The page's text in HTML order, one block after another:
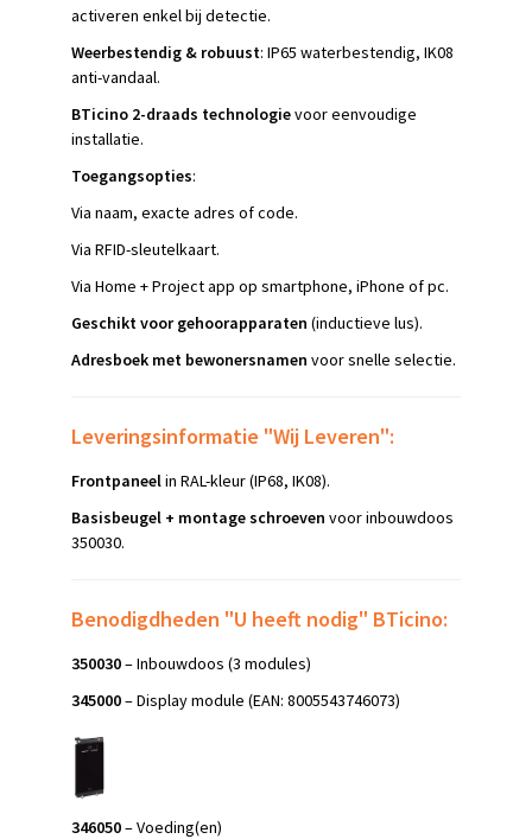
activeren enkel bij detectie.
Weerbestendig & robuust: IP65 waterbestendig, IK08
anti-vandaal.
BTicino 2-draads technologievoor eenvoudige
installatie.
Toegangsopties:
Via naam, exacte adres of code.
Via RFID-sleutelkaart.
Via Home + Project app op smartphone, iPhone of pc.
Geschikt voor gehoorapparaten (inductieve lus).
Adresboek met bewonersnamen voor snelle selectie.
Leveringsinformatie "Wij Leveren":
Frontpaneelin RAL-kleur (IP68, IK08).
Basisbeugel + montage schroeven voor inbouwdoos
350030.
Benodigdheden "U heeft nodig" BTicino:
350030– Inbouwdoos (3 modules)
345000– Display module (EAN: 8005543746073)
346050– Voeding(en)